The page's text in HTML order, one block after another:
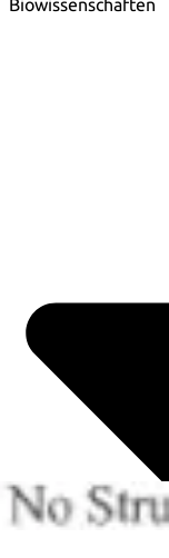
Biowissenschaften